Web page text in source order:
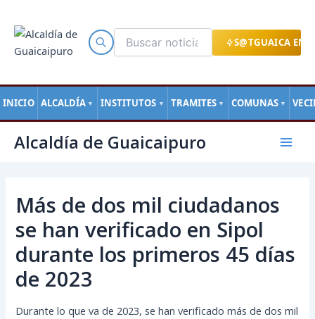
S@TGUAICA EN
INICIO ALCALDÍA ▼ INSTITUTOS ▼ TRAMITES ▼ COMUNAS ▼
contenido
Alcaldía de Guaicaipuro
Main
Más de dos mil ciudadanos
se han verificado en Sipol
durante los primeros 45 días
de 2023
Durante lo que va de 2023, se han verificado más de dos mil
de